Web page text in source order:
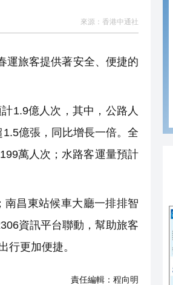
來源： 香港中通社
運旅客提供著安全、便捷的
1.9億人次，其中，公路人
億張，同比增長一倍。全
萬人次；水路客運量預計
昌東站候車大廳一排排智
資訊平台聯動，幫助旅客
行更加便捷。
責任編輯： 程向明